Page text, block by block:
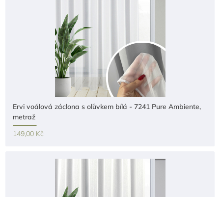
Ervi voálová záclona s olůvkem bílá - 7241 Pure Ambiente,
metraž
149,00 Kč